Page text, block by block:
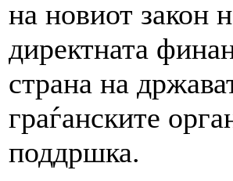
на новиот закон
директната
страна на
граѓанските
поддршка.